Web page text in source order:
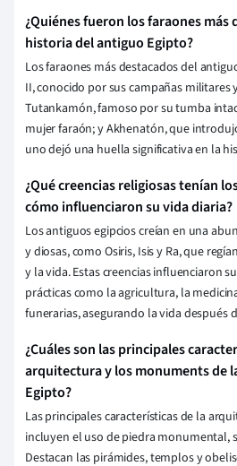
¿Quiénes fueron los faraones más
historia del antiguo Egipto?
Los faraones más destacados del
II, conocido por sus campañas
Tutankamón, famoso por su tumba
mujer faraón; y Akhenatón, que
uno dejó una huella significativa en la
¿Qué creencias religiosas tenían
cómo influenciaron su vida diaria?
Los antiguos egipcios creían en una
y diosas, como Osiris, Isis y Ra, que
y la vida. Estas creencias influenciaron
prácticas como la agricultura, la
funerarias, asegurando la vida después
¿Cuáles son las principales
arquitectura y los monuments de
Egipto?
Las principales características de la
incluyen el uso de piedra monumental,
Destacan las pirámides, templos y